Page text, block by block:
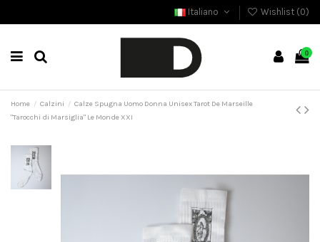
Italiano Wishlist (0)
0
Home Calzini
Calze Spugna Uomo Donna Unisex Tarot De Marseille
"Tarocchi di Marsiglia" Le Monde XXI